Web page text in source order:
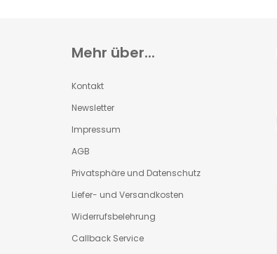
Mehr über...
Kontakt
Newsletter
Impressum
AGB
Privatsphäre und Datenschutz
Liefer- und Versandkosten
Widerrufsbelehrung
Callback Service